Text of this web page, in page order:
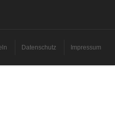
Datenschutz Impressum